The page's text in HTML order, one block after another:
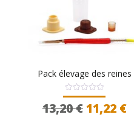
Pack élevage des reines
Note
0
sur
13,20€Le
11,22 €Le